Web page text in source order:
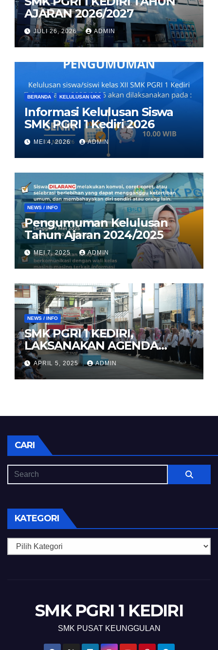
AJARAN 2026/2027
JULI 26, 2026 ADMIN
BERANDA KELULUSAN UKK
Informasi Kelulusan Siswa
SMK PGRI 1 Kediri 2026
MEI 4, 2026 ADMIN
NEWS / INFO
Pengumuman Kelulusan
Tahun Ajaran 2024/2025
MEI 7, 2025 ADMIN
NEWS / INFO
SMK PGRI 1 KEDIRI,
LAKSANAKAN AGENDA
HALAL BIHALAL
APRIL 5, 2025 ADMIN
CARI
KATEGORI
Kategori
SMK PGRI 1 KEDIRI
SMK PUSAT KEUNGGULAN